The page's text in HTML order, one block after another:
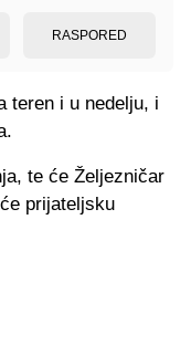
RASPORED
teren i u nedelju, i
te će Željezničar
prijateljsku